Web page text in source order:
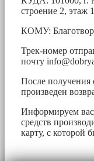
строение 2, этаж
КОМУ:
Трек-номер
почту
После получения
произведен
Информируем
средств
карту, с которой